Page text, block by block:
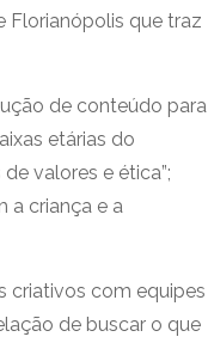
Florianópolis que traz
de conteúdo para
etárias do
valores e ética”;
a criança e a
criativos com equipes
de buscar o que